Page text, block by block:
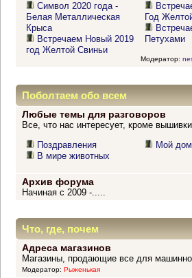
Символ 2020 года -
Белая Металлическая
Крыса
Встречаем Новый 2019
год Желтой Свиньи
Год
Петухами
Модератор:
Поболтаем обо всем
Любые темы для разговоров
Все, что нас интересует, кроме вышивки
Поздравления
В мире животных
Мой дом
Архив форума
Начиная с 2009 -.....
Что, где, почем
Адреса магазинов
Магазины, продающие все для
Модератор: Рыженькая